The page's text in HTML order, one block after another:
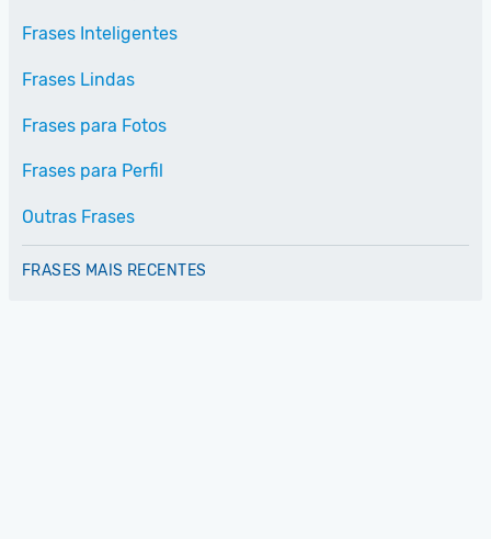
Frases Inteligentes
Frases Lindas
Frases para Fotos
Frases para Perfil
Outras Frases
FRASES MAIS RECENTES